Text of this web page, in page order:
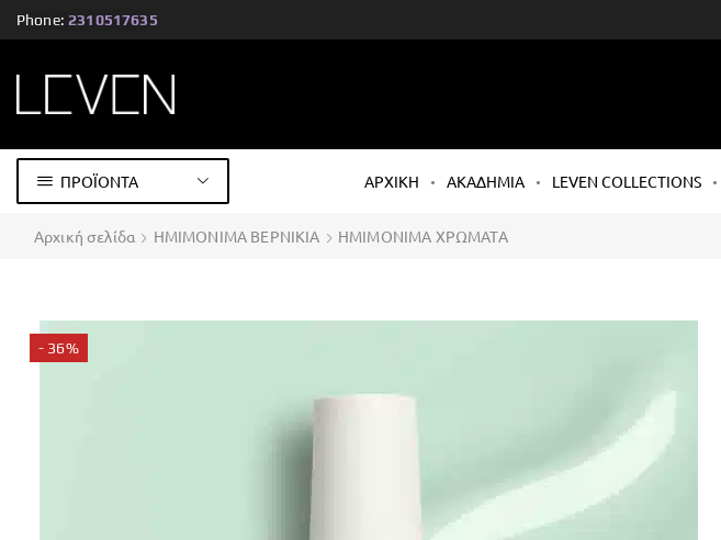
Phone: 2310517635
ΠΡΟΪΟΝΤΑ ΑΡΧΙΚΗ ΑΚΑΔΗΜΙΑ LEVEN COLLECTIONS
Αρχική σελίδα ΗΜΙΜΟΝΙΜΑ ΒΕΡΝΙΚΙΑ ΗΜΙΜΟΝΙΜΑ ΧΡΩΜΑΤΑ
- 36%